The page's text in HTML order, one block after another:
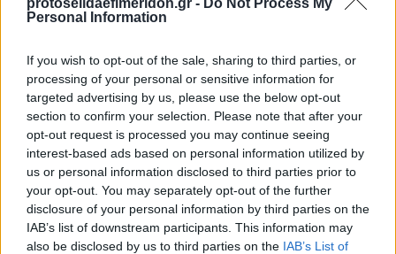
protoselidaefimeridon.gr - Do Not Process My
Personal Information
If you wish to opt-out of the sale, sharing to third parties, or
processing of your personal or sensitive information for
targeted advertising by us, please use the below opt-out
section to confirm your selection. Please note that after your
opt-out request is processed you may continue seeing
interest-based ads based on personal information utilized by
us or personal information disclosed to third parties prior to
your opt-out. You may separately opt-out of the further
disclosure of your personal information by third parties on the
IAB’s list of downstream participants. This information may
also be disclosed by us to third parties on the IAB’s List of